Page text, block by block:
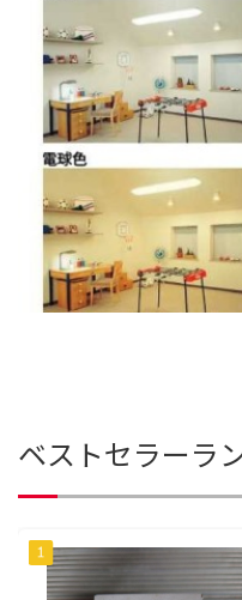
ベストセラーラ